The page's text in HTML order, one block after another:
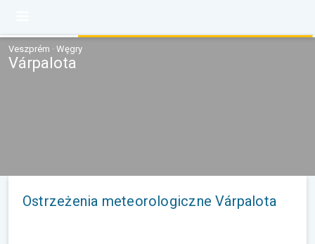
Veszprém · Węgry
Várpalota
Ostrzeżenia meteorologiczne Várpalota